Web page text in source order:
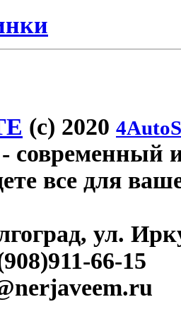
(c) 2020
- современный
все для
ул.
66-15